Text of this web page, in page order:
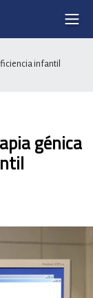
infantil
génica